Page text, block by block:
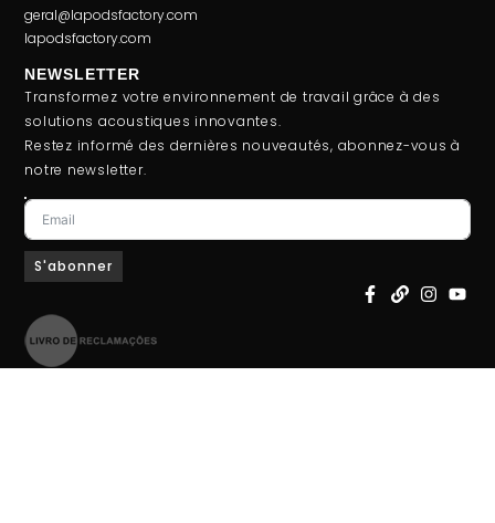
geral@lapodsfactory.com
lapodsfactory.com
NEWSLETTER
Transformez votre environnement de travail grâce à des
solutions acoustiques innovantes.
Restez informé des dernières nouveautés, abonnez-vous à
notre newsletter.
S'abonner